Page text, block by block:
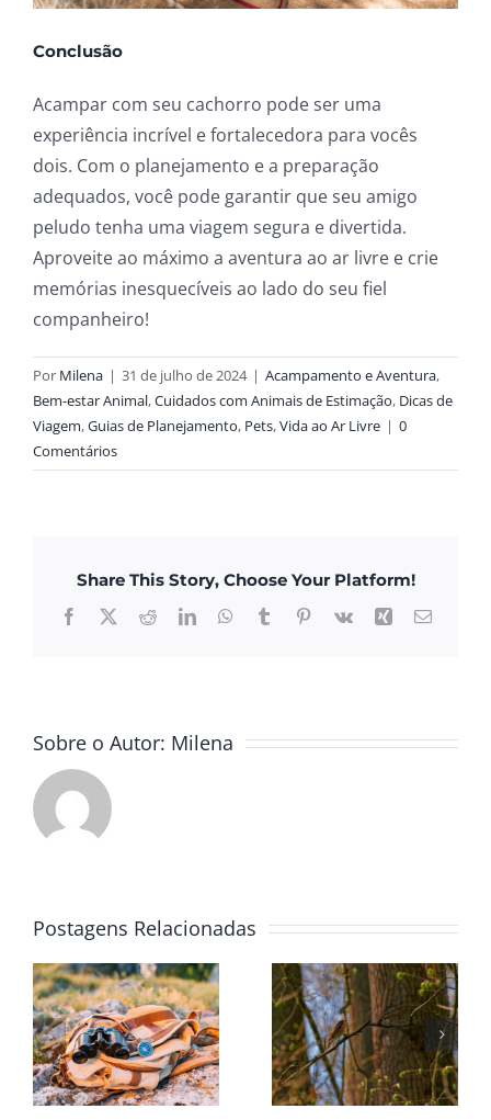
Conclusão
Acampar com seu cachorro pode ser uma
experiência incrível e fortalecedora para vocês
dois. Com o planejamento e a preparação
adequados, você pode garantir que seu amigo
peludo tenha uma viagem segura e divertida.
Aproveite ao máximo a aventura ao ar livre e crie
memórias inesquecíveis ao lado do seu fiel
companheiro!
Por Milena | 31 de julho de 2024 | Acampamento e Aventura,
Bem-estar Animal,Cuidados com Animais de Estimação, Dicas de
Viagem,Guias de Planejamento, Pets,Vida ao Ar Livre | 0
Comentários
Share This Story, Choose Your Platform!
Facebook
X RedditLinkedInWhatsApp
TumblrPinterest
Vk Xing E-
Sobre o Autor: Milena
Postagens Relacionadas